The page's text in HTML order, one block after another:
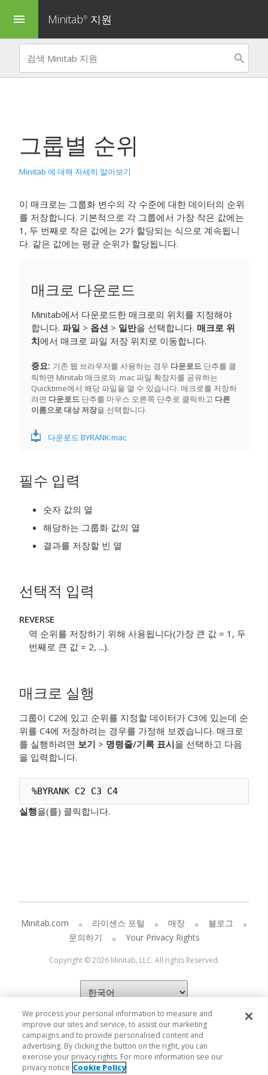
menu Minitab® 지원
그룹별 순위
Minitab 에 대해 자세히 알아보기
이 매크로는 그룹화 변수의 각 수준에 대한 데이터의 순위
를 저장합니다. 기본적으로 각 그룹에서 가장 작은 값에는
1, 두 번째로 작은 값에는 2가 할당되는 식으로 계속됩니
다. 같은 값에는 평균 순위가 할당됩니다.
매크로 다운로드
Minitab에서 다운로드한 매크로의 위치를 지정해야
합니다. 파일 > 옵션 > 일반을 선택합니다. 매크로 위
치에서 매크로 파일 저장 위치로 이동합니다.
중요 기존 웹 브라우저를 사용하는 경우 다운로드 단추를 클
릭하면 Minitab 매크로와 .mac 파일 확장자를 공유하는
Quicktime에서 해당 파일을 열 수 있습니다. 매크로를 저장하
려면 다운로드 단추를 마우스 오른쪽 단추로 클릭하고 다른
이름으로 대상 저장을 선택합니다.
다운로드 BYRANK.mac
필수 입력
숫자 값의 열
해당하는 그룹화 값의 열
결과를 저장할 빈 열
선택적 입력
REVERSE
역 순위를 저장하기 위해 사용됩니다(가장 큰 값 = 1, 두
번째로 큰 값 = 2, ...).
매크로 실행
그룹이 C2에 있고 순위를 지정할 데이터가 C3에 있는데 순
위를 C4에 저장하려는 경우를 가정해 보겠습니다. 매크로
를 실행하려면 보기 > 명령줄/기록 표시을 선택하고 다음
을 입력합니다.
%BYRANK C2 C3 C4
실행을(를) 클릭합니다.
Minitab.com 라이센스 포털 매장
블로그
문의하기
Your Privacy Rights
Copyright © 2026 Minitab, LLC. All rights Reserved.
We process your personal information to measure and
improve our sites and service, to assist our marketing
campaigns and to provide personalised content and
advertising. By clicking the button on the right, you can
exercise your privacy rights. For more information see our
privacy notice Cookie Policy